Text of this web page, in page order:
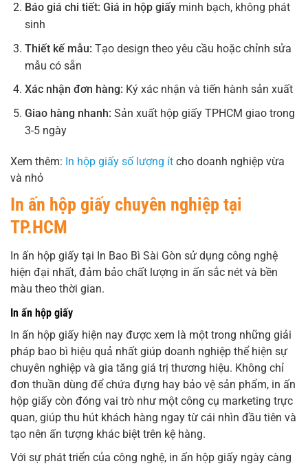
Báo giá chi tiết: Giá in hộp giấyminh bạch, không phát
sinh
Thiết kế mẫu: Tạo design theo yêu cầu hoặc chỉnh sửa
mẫu có sẵn
Xác nhận đơn hàng: Ký xác nhận và tiến hành sản xuất
Giao hàng nhanh: Sản xuất hộp giấy TPHCM giao trong
3-5 ngày
Xem thêm: In hộp giấy số lượng ít cho doanh nghiệp vừa
và nhỏ
In ấn hộp giấy chuyên nghiệp tại
TP.HCM
In ấn hộp giấy tại In Bao Bì Sài Gòn sử dụng công nghệ
hiện đại nhất, đảm bảo chất lượng in ấn sắc nét và bền
màu theo thời gian.
In ấn hộp giấy
In ấn hộp giấy hiện nay được xem là một trong những giải
pháp bao bì hiệu quả nhất giúp doanh nghiệp thể hiện sự
chuyên nghiệp và gia tăng giá trị thương hiệu. Không chỉ
đơn thuần dùng để chứa đựng hay bảo vệ sản phẩm, in ấn
hộp giấy còn đóng vai trò như một công cụ marketing trực
quan, giúp thu hút khách hàng ngay từ cái nhìn đầu tiên và
tạo nên ấn tượng khác biệt trên kệ hàng.
Với sự phát triển của công nghệ, in ấn hộp giấy ngày càng